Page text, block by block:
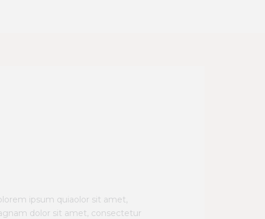
ipsum quiaolor sit amet,
dolor sit amet, consectetur